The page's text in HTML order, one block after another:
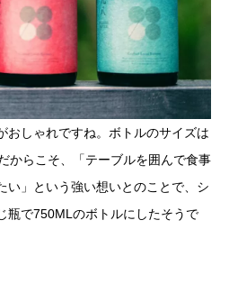
おしゃれですね。ボトルのサイズは
からこそ、「テーブルを囲んで食事
い」という強い想いとのことで、シ
瓶で750MLのボトルにしたそうで